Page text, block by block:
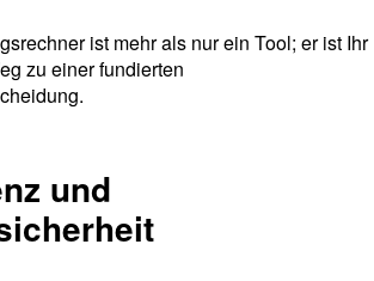
ist mehr als nur ein Tool; er ist Ihr
zu einer fundierten
und